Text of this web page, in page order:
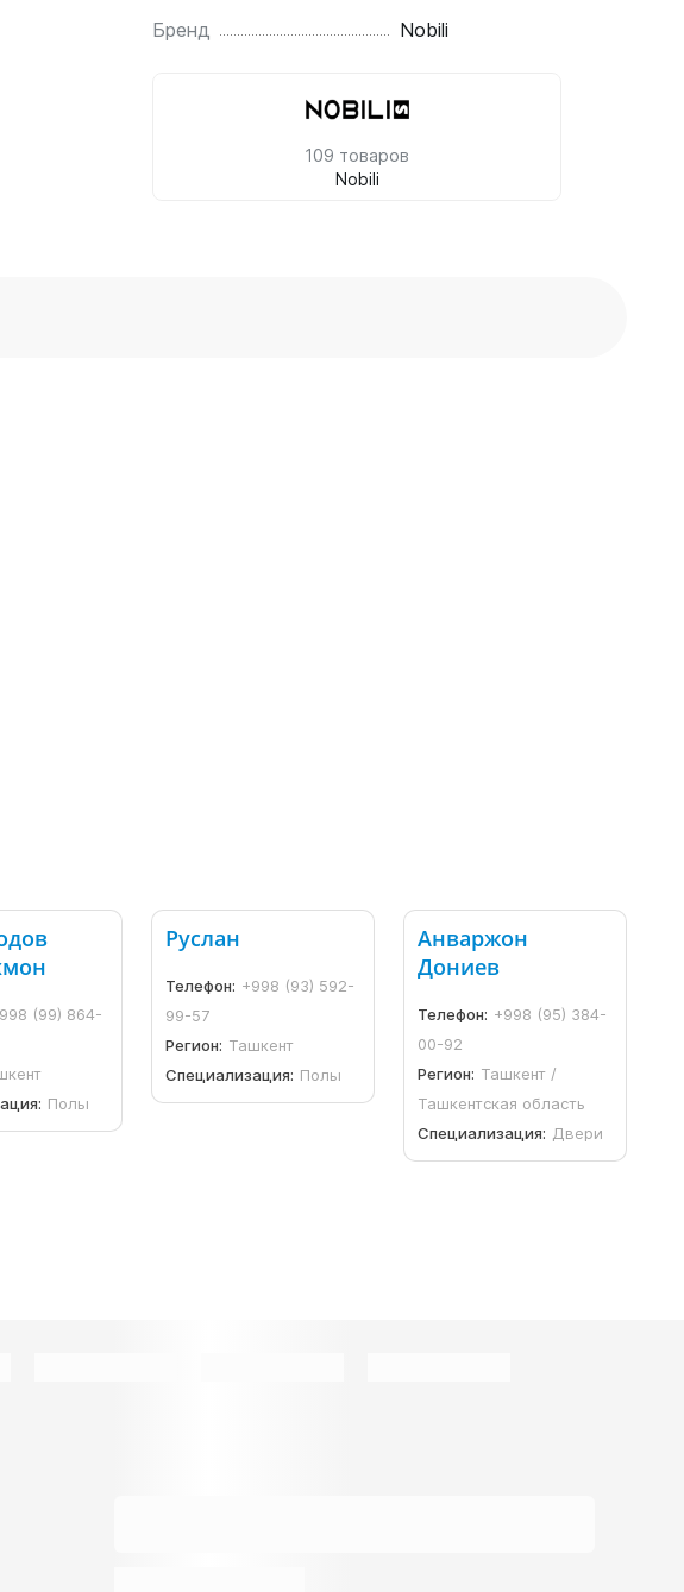
Бренд
Nobili
109 товаров
Nobili
(99) 864-
Полы
Руслан
Телефон: +998 (93) 592-
99-57
Регион: Ташкент
Специализация: Полы
Анваржон
Дониев
Телефон: +998 (95) 384-
00-92
Регион: Ташкент /
Ташкентская область
Специализация: Двери